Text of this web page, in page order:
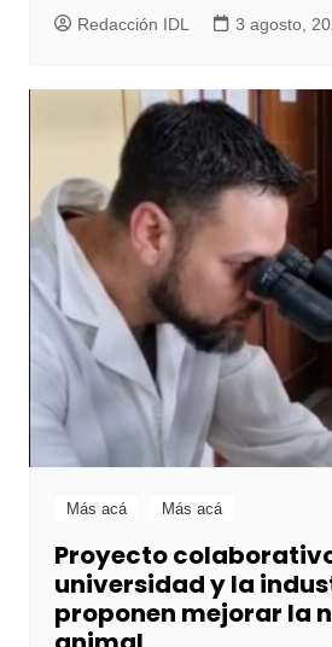
Redacción IDL 3 agosto,
Más acá Más acá
Proyecto
universidad y la
proponen mejorar la